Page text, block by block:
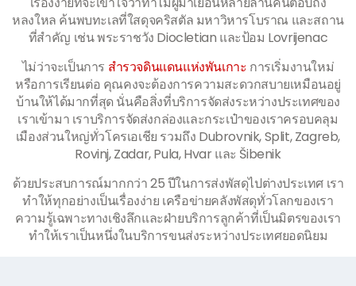
หลงใหล ค้นพบทะเลที่ใสดุจคริสตัล มหาวิหารโบราณ และสถาน
ที่สำคัญ เช่น พระราชวัง Diocletian และป้อม Lovrijenac
ไม่ว่าจะเป็นการ สำรวจดินแดนแห่งพันเกาะ การเริ่มงานใหม่
หรือการเรียนต่อ คุณคงจะต้องการความสะดวกสบายเหมือนอยู่
บ้านให้ได้มากที่สุด นั่นคือสิ่งที่บริการจัดส่งระหว่างประเทศของ
เราเข้ามา เราบริการจัดส่งกล่องและกระเป๋าของเราครอบคลุม
เมืองส่วนใหญ่ทั่วโครเอเชีย รวมถึง Dubrovnik, Split, Zagreb,
Rovinj, Zadar, Pula, Hvar และ Šibenik
ด้วยประสบการณ์มากกว่า 25 ปีในการส่งพัสดุไปต่างประเทศ เรา
ทำให้ทุกอย่างเป็นเรื่องง่าย เครือข่ายคลังพัสดุทั่วโลกของเรา
ความรู้เฉพาะทางเชิงลึกและฝ่ายบริการลูกค้าที่เป็นมิตรของเรา
ทำให้เราเป็นหนึ่งในบริการขนส่งระหว่างประเทศยอดนิยม